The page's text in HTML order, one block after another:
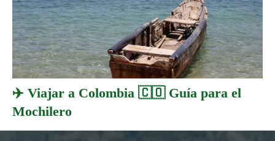
✈️ Viajar a Colombia 🇨🇴 Guía para el
Mochilero